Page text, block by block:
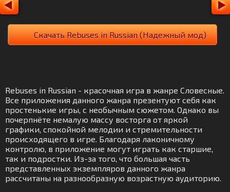
Скачать Rebuses in Russian (Надежный мод)
Rebuses in Russian - красочная игра в жанре Словесные.
Все приложения данного жанра презентуют себя как
простенькие игры, с необычным сюжетом. Однако вы
почерпнёте немалую массу восторга от яркой
графики, спокойной мелодии и стремительности
происходящего в игре. Благодаря лаконичному
контролю, в приложение могут играть как старшие,
так и подростки. Из-за того, что большая часть
представленных экземпляров данного жанра
рассчитаны на разнообразную возрастную аудиторию.